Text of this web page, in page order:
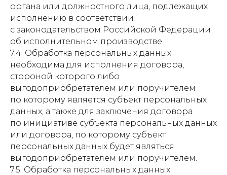
органа или должностного лица, подлежащих
исполнению в соответствии
с законодательством Российской Федерации
об исполнительном производстве.
7.4. Обработка персональных данных
необходима для исполнения договора,
стороной которого либо
выгодоприобретателем или поручителем
по которому является субъект персональных
данных, а также для заключения договора
по инициативе субъекта персональных данных
или договора, по которому субъект
персональных данных будет являться
выгодоприобретателем или поручителем.
7.5. Обработка персональных данных